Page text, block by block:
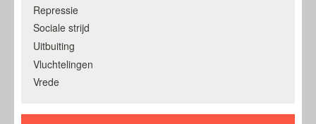
Repressie
Sociale strijd
Uitbuiting
Vluchtelingen
Vrede